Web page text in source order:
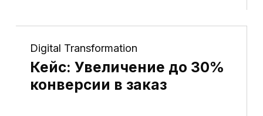
Digital Transformation
Кейс: Увеличение до 30%
конверсии в заказ